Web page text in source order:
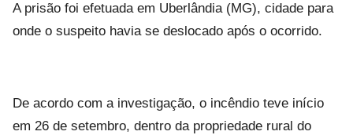
A prisão foi efetuada em Uberlândia (MG), cidade para
onde o suspeito havia se deslocado após o ocorrido.
De acordo com a investigação, o incêndio teve início
em 26 de setembro, dentro da propriedade rural do